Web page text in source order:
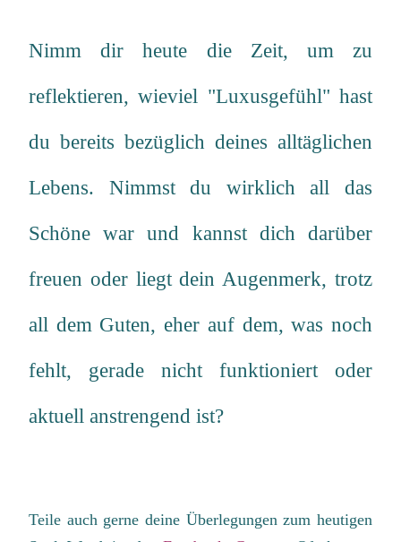
Nimm dir heute die Zeit, um zu
reflektieren, wieviel "Luxusgefühl" hast
du bereits bezüglich deines alltäglichen
Lebens. Nimmst du wirklich all das
Schöne war und kannst dich darüber
freuen oder liegt dein Augenmerk, trotz
all dem Guten, eher auf dem, was noch
fehlt, gerade nicht funktioniert oder
aktuell anstrengend ist?
Teile auch gerne deine Überlegungen zum heutigen